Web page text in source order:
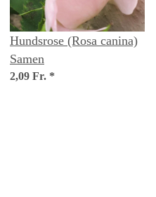
Hundsrose (Rosa canina)
Samen
2,09 Fr. *